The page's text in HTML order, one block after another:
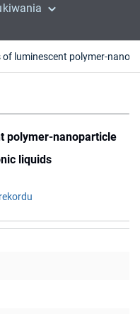
polymer-nanoparticle
liquids